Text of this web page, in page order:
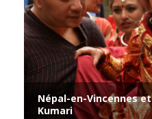
Népal-en-Vincennes
Kumari